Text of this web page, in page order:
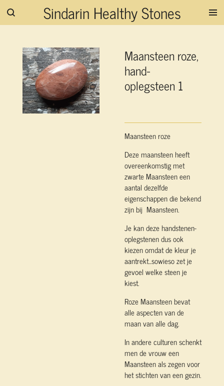
Ga
hoofdinhoud
Sindarin Healthy Stones
Maansteen roze,
hand-
oplegsteen 1
Maansteen roze
Deze maansteen heeft
overeenkomstig met
zwarte Maansteen een
aantal dezelfde
eigenschappen die bekend
zijn bij Maansteen.
Je kan deze handstenen-
oplegstenen dus ook
kiezen omdat de kleur je
aantrekt...sowieso zet je
gevoel welke steen je
kiest.
Roze Maansteen bevat
alle aspecten van de
maan van alle dag.
In andere culturen schenkt
men de vrouw een
Maansteen als zegen voor
het stichten van een gezin.